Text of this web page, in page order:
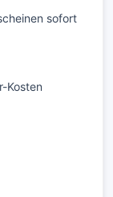
sofort
Kosten